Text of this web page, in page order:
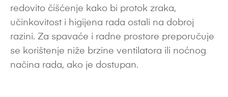
redovito čišćenje kako bi protok zraka,
učinkovitost i higijena rada ostali na dobroj
razini. Za spavaće i radne prostore preporučuje
se korištenje niže brzine ventilatora ili noćnog
načina rada, ako je dostupan.